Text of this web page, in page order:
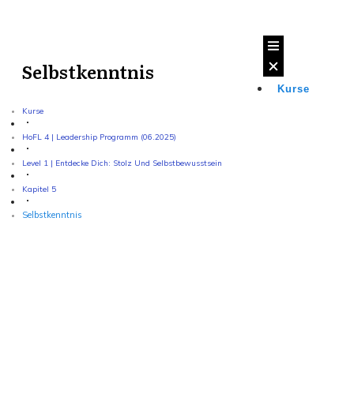
Kurse
Selbstkenntnis
Kurse
HoFL 4 | Leadership Programm (06.2025)
Level 1 | Entdecke Dich: Stolz Und Selbstbewusstsein
Kapitel 5
Selbstkenntnis